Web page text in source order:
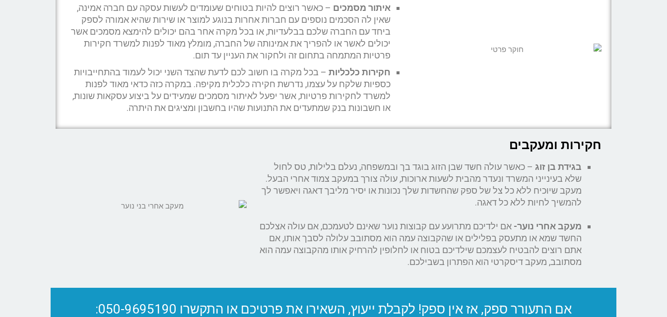
איתור מסמכים – כאשר רוצים להיות בטוחים שעומדים לעשות עסקה עם חברה אמינה,
שאין לה הסכמים נוספים עם חברות אחרות בנוגע למוצר או שירות שהיא אמורה לספק
ביחד עם החברה שלכם בבלעדיות, או בכל מקרה אחר בהם יכולים להימצא מסמכים אשר
יכולים לאשר או להפריך את אמינותה של החברה, מומלץ מאוד לפנות למשרד חקירות
פרטיות המתמחה בתחום זה ולחקור את העניין עד תום.
חקירות כלכליות – בכל מקרה בו חשוב לכם לדעת שהצד השני יכול לעמוד בהתחייבויות
כספיות שלקח על עצמו, נדרשת חקירה כלכלית מקיפה. במקרה כזה כדאי מאוד לפנות
למשרד לחקירות פרטיות, אשר יפעל לאיתור מסמכים שמעידים על ביצוע עסקאות שונות,
או חשבונות בנק שמתעדים את התנועות שהיו בחשבון ומציגים את היתרה.
חקירות ומעקבים
בגידת בן זוג – כאשר עולה חשד שבן הזוג בוגד בך ובמשפחה, נעלם בלילות, טס לחול
שלא בעינייני המשרד ונעדר מהבית לשעות ארוכות, עולה צורך במעקב צמוד אחרי הבעל.
מעקב שיוכיח ללא כל צל של ספק שהחשדות שלך נכונות או יסיר מליבך דאגה ויאפשר לך
להמשיך לחיות ללא כל דאגה.
מעקב אחרי נוער- אם ילדיכם מתרועע עם קבוצות נוער שאינם לטעמכם, אם עולה אצלכם
החשד שמא או מתעסק בפלילים או שהקבוצה עמה הוא מסתובב עלולה לסבך אותו, אם
אתם רוצים להבטיח לעצמכם שילדיכם בטוח או לחלופין להרחיק אותו מהקבוצה עמה הוא
מסתובב, מעקב דיסקרטי הוא הפתרון בשבילכם.
אם התעורר ספק, אז אין ספק! לקבלת ייעוץ, השאירו את פרטיכם או התקשרו 050-9695190: